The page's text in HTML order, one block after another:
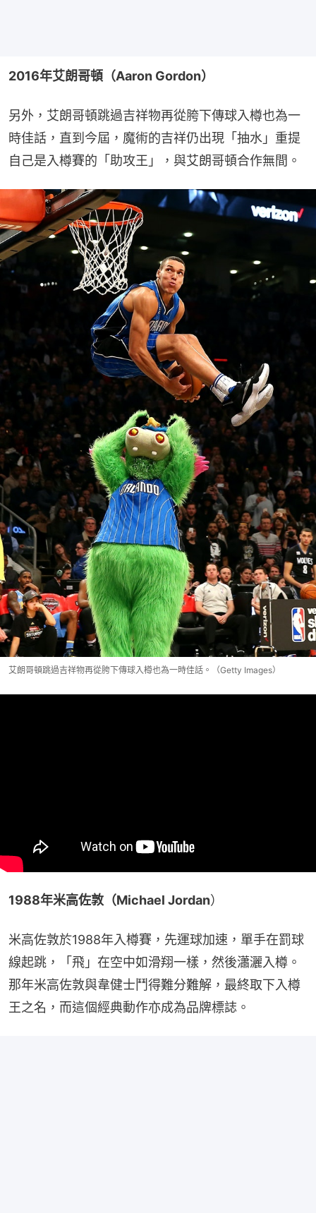
2016年艾朗哥頓（Aaron Gordon）
另外，艾朗哥頓跳過吉祥物再從胯下傳球入樽也為一
時佳話，直到今屆，魔術的吉祥仍出現「抽水」重提
自己是入樽賽的「助攻王」，與艾朗哥頓合作無間。
艾朗哥頓跳過吉祥物再從胯下傳球入樽也為一時佳話。（Getty Images）
1988年米高佐敦（Michael Jordan）
米高佐敦於1988年入樽賽，先運球加速，單手在罰球
線起跳，「飛」在空中如滑翔一樣，然後瀟灑入樽。
那年米高佐敦與韋健士鬥得難分難解，最終取下入樽
王之名，而這個經典動作亦成為品牌標誌。